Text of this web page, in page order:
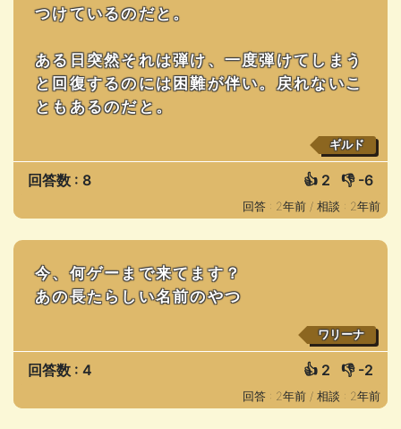
つけているのだと。
ある日突然それは弾け、一度弾けてしまう
と回復するのには困難が伴い。戻れないこ
ともあるのだと。
ギルド
回答数 : 8 👍 2 👎 -6
回答 : 2年前 / 相談 : 2年前
今、何ゲーまで来てます？
あの長たらしい名前のやつ
ワリーナ
回答数 : 4 👍 2 👎 -2
回答 : 2年前 / 相談 : 2年前